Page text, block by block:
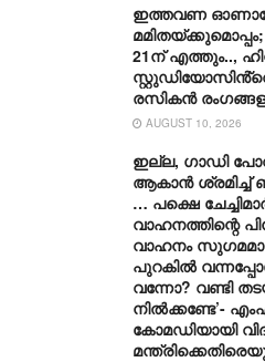
ഇത്തവണ
21ന് എത്തും..,
രസികൻ
AUGUST 10, 2026
ഇല്ല, ​ഗാഡി
ആകാൻ ശ്രമിച്ച്
… പക്ഷെ
വാഹനത്തിന്റെ
വാഹനം
പുറകിൽ
വന്നോ? വണ്ടി
നിൽക്കണ്ടേ’-
കോമഡിയായി